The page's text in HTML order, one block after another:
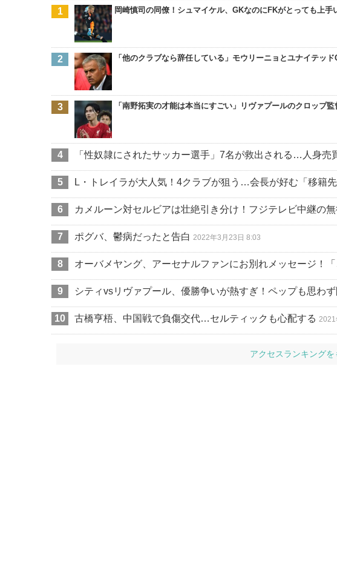
岡崎慎司の同僚！シュマイケル、GKなのにFKがとっても上手
「他のクラブなら辞任している」モウリーニョとユナイテッ
「南野拓実の才能は本当にすごい」リヴァプールのクロップ
「性奴隷にされたサッカー選手」7名が救出される…人身売
L・トレイラが大人気！4クラブが狙う…会長が好む「移籍
カメルーン対セルビアは壮絶引き分け！フジテレビ中継の
ポグバ、鬱病だったと告白 2022年3月23日 8:03
オーバメヤング、アーセナルファンにお別れメッセージ！「
シティvsリヴァプール、優勝争いが熱すぎ！ペップも思わ
古橋亨梧、中国戦で負傷交代…セルティックも心配する 2021
アクセスランキングを